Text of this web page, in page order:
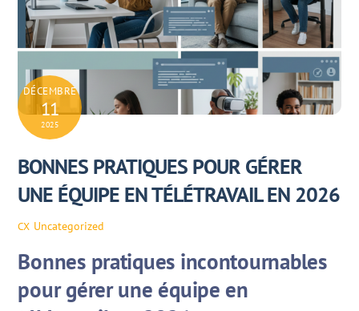
DÉCEMBRE
11
2025
BONNES PRATIQUES POUR GÉRER
UNE ÉQUIPE EN TÉLÉTRAVAIL EN 2026
CX Uncategorized
Bonnes pratiques incontournables
pour gérer une équipe en